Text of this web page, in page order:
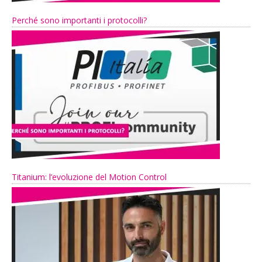
Perché sono importanti i protocolli?
Titanium: l’evoluzione del Motion Control